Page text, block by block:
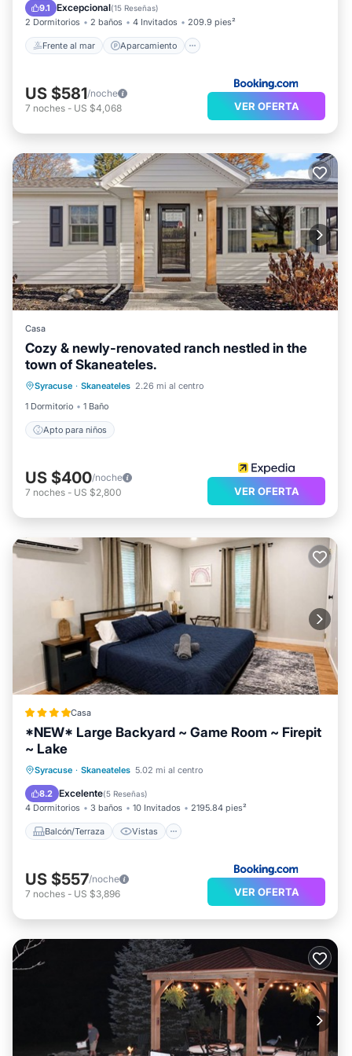
9.1 Excepcional(15 Reseñas)
2 Dormitorios 2 baños 4 Invitados 209.9 pies²
Frente al mar Aparcamiento
Vista al mar
US $581/noche
7 noches - US $4,068 VER OFERTA
Casa
Cozy & newly-renovated ranch nestled in the
town of Skaneateles.
Syracuse · Skaneateles 2.26 mi al centro
1 Dormitorio
1 Baño
Apto para niños
Apto para niños
US $400/noche
7 noches - US $2,800 VER OFERTA
Casa
*NEW* Large Backyard ~ Game Room ~ Firepit
~ Lake
Syracuse · Skaneateles 5.02 mi al centro
8.2 Excelente(5 Reseñas)
4 Dormitorios 3 baños 10 Invitados 2195.84 pies²
Balcón/Terraza Vistas
Balcón/Terraza
Vistas
Aire acondicionado
US $557/noche
7 noches - US $3,896 VER OFERTA